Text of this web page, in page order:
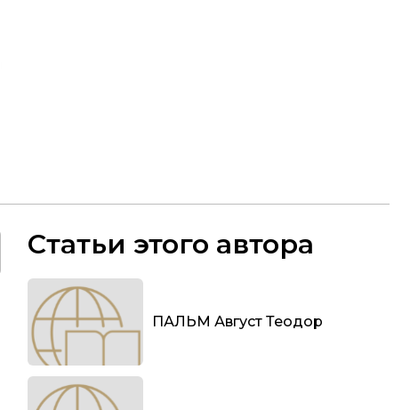
Статьи этого автора
ПАЛЬМ Август Теодор